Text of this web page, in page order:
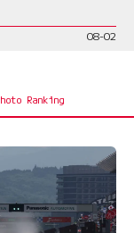
08-02